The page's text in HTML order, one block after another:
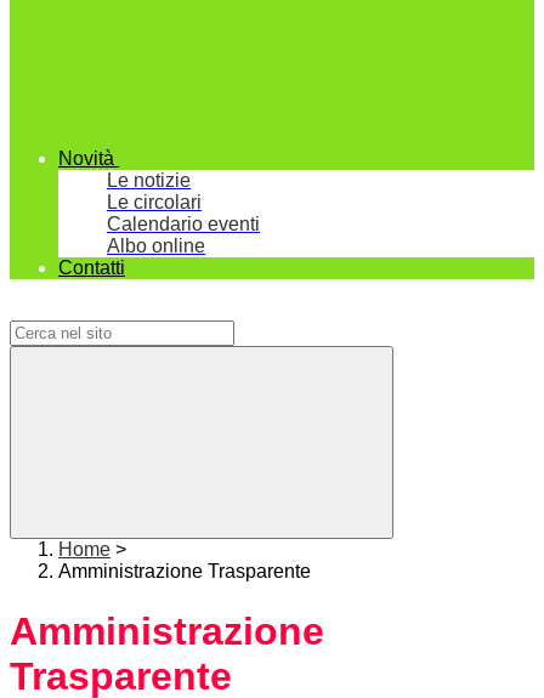
Novità
Le notizie
Le circolari
Calendario eventi
Albo online
Contatti
Home >
Amministrazione Trasparente
Amministrazione
Trasparente